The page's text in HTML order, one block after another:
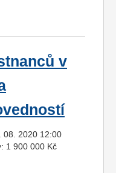
v
08. 2020 12:00
1 900 000 Kč